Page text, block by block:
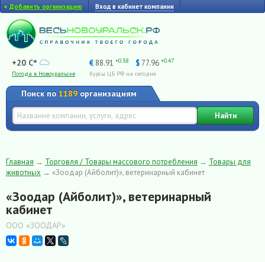
+ Добавить организацию Вход в кабинет компании
+20 C°
Погода в Новоуральске
€ 88.91 +0.38 $ 77.96 +0.47
Курсы ЦБ РФ на сегодня
Поиск по 1189 организациям
Найти
Главная → Торговля / Товары массового потребления → Товары для
животных → «Зоодар (Айболит)», ветеринарный кабинет
«Зоодар (Айболит)», ветеринарный
кабинет
ООО «ЗООДАР»